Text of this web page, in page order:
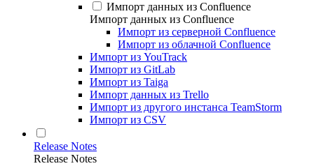
Импорт данных из Confluence
Импорт данных из Confluence
Импорт из серверной Confluence
Импорт из облачной Confluence
Импорт из YouTrack
Импорт из GitLab
Импорт из Taiga
Импорт данных из Trello
Импорт из другого инстанса TeamStorm
Импорт из CSV
Release Notes
Release Notes